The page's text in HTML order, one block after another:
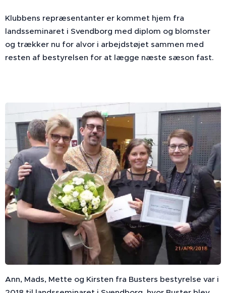
Klubbens repræsentanter er kommet hjem fra
landsseminaret i Svendborg med diplom og blomster
og trækker nu for alvor i arbejdstøjet sammen med
resten af bestyrelsen for at lægge næste sæson fast.
Ann, Mads, Mette og Kirsten fra Busters bestyrelse var i